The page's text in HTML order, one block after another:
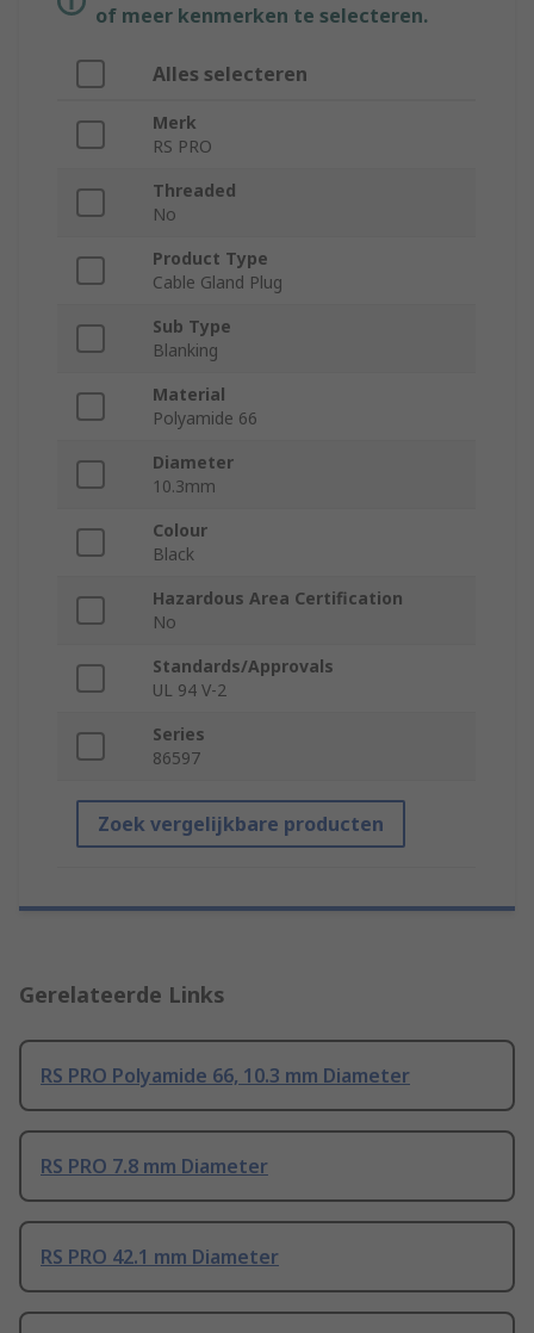
of meer kenmerken te selecteren.
Alles selecteren
Merk
RS PRO
Threaded
No
Product Type
Cable Gland Plug
Sub Type
Blanking
Material
Polyamide 66
Diameter
10.3mm
Colour
Black
Hazardous Area Certification
No
Standards/Approvals
UL 94 V-2
Series
86597
Zoek vergelijkbare producten
Gerelateerde Links
RS PRO Polyamide 66, 10.3 mm Diameter
RS PRO 7.8 mm Diameter
RS PRO 42.1 mm Diameter